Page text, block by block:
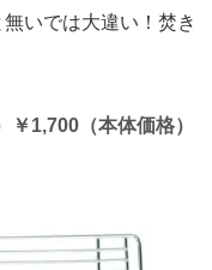
いでは大違い！焚き
1,700（本体価格）